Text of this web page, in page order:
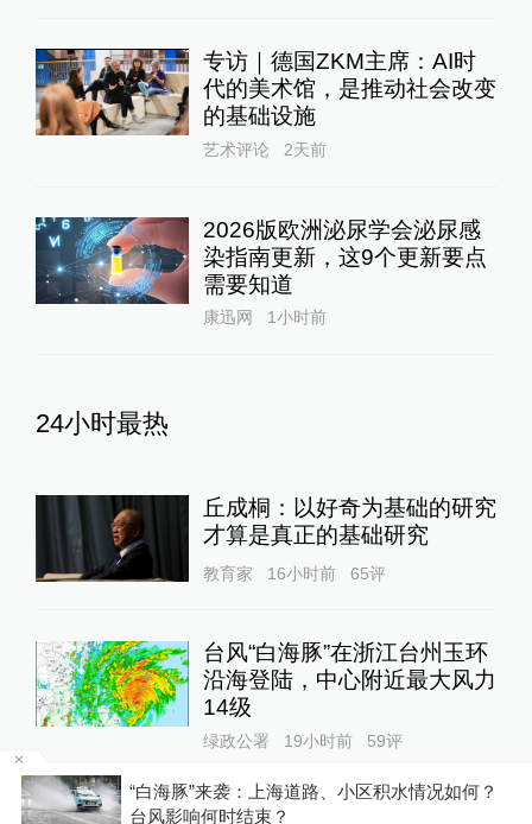
专访｜德国ZKM主席：AI时
代的美术馆，是推动社会改变
的基础设施
艺术评论 2天前
2026版欧洲泌尿学会泌尿感
染指南更新，这9个更新要点
需要知道
康迅网 1小时前
24小时最热
丘成桐：以好奇为基础的研究
才算是真正的基础研究
教育家 16小时前 65评
台风“白海豚”在浙江台州玉环
沿海登陆，中心附近最大风力
14级
绿政公署 19小时前 59评
“白海豚”来袭：上海道路、小区积水情况如何？
台风影响何时结束？